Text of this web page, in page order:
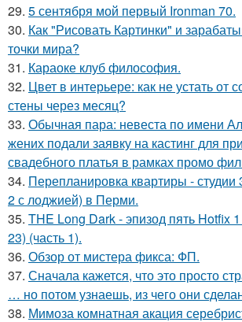
29. 5 сентября мой первый Ironman 70.
30. Как "Рисовать Картинки" и
точки мира?
31. Караоке клуб философия.
32. Цвет в интерьере: как не устать от
стены через месяц?
33. Обычная пара: невеста по имени
жених подали заявку на кастинг для
свадебного платья в рамках промо
34. Перепланировка квартиры - студии
2 с лоджией) в Перми.
35. THE Long Dark - эпизод пять Hotfix
23) (часть 1).
36. Обзор от мистера фикса: ФП.
37. Сначала кажется, что это просто
… но потом узнаешь, из чего они
38. Мимоза комнатная акация